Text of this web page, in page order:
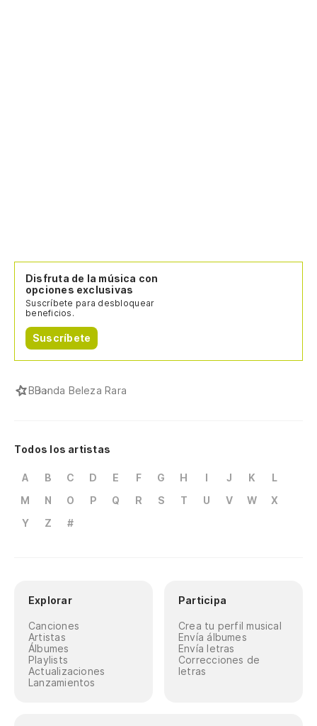
Disfruta de la música con
opciones exclusivas
Suscríbete para desbloquear
beneficios.
Suscríbete
BBanda Beleza Rara
Todos los artistas
A B C D E F G H I J K
L
M
N O P Q R S T U V W
X
Y
Z #
Explorar
Canciones
Artistas
Álbumes
Playlists
Actualizaciones
Lanzamientos
Participa
Crea tu perfil musical
Envía álbumes
Envía letras
Correcciones de
letras